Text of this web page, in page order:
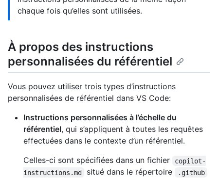
chaque fois qu’elles sont utilisées.
À propos des instructions
personnalisées du référentiel
Vous pouvez utiliser trois types d’instructions
personnalisées de référentiel dans VS Code:
Instructions personnalisées à l’échelle du
référentiel, qui s’appliquent à toutes les requêtes
effectuées dans le contexte d’un référentiel.
Celles-ci sont spécifiées dans un fichier
copilot-
instructions.md
situé dans le répertoire .github